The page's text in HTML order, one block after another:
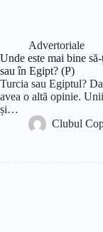
Advertoriale
Unde este mai bine
sau în Egipt? (P)
Turcia sau Egiptul?
avea o altă opinie.
și…
Clubul